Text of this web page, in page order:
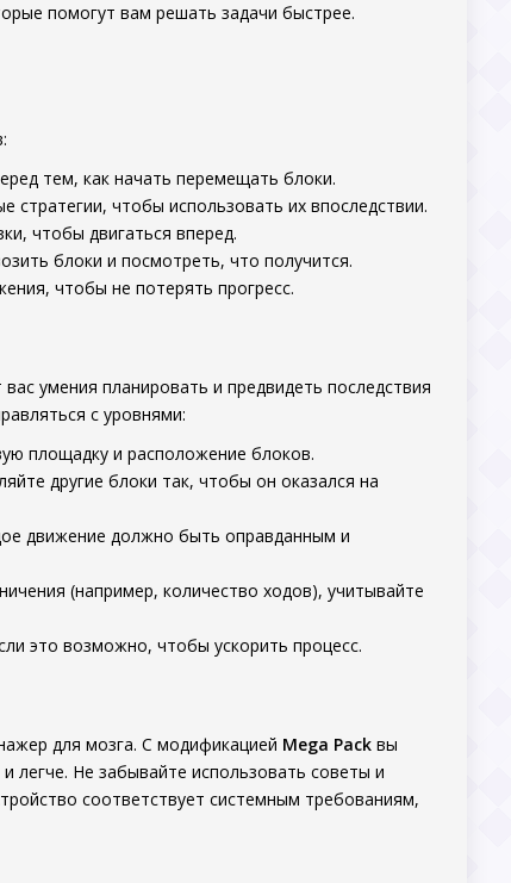
помогут вам решать задачи быстрее.
тем, как начать перемещать блоки.
чтобы использовать их впоследствии.
чтобы двигаться вперед.
блоки и посмотреть, что получится.
чтобы не потерять прогресс.
умения планировать и предвидеть последствия
с уровнями:
площадку и расположение блоков.
другие блоки так, чтобы он оказался на
движение должно быть оправданным и
(например, количество ходов), учитывайте
это возможно, чтобы ускорить процесс.
для мозга. С модификацией Mega Pack вы
легче. Не забывайте использовать советы и
соответствует системным требованиям,